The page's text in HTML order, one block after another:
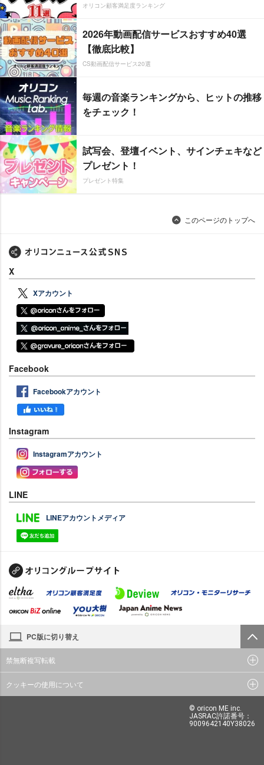
オリコン顧客満足度ランキング
2026年動画配信サービスおすすめ40選
【徹底比較】
CS動画配信サービス20選
毎週の音楽ランキングから、ヒットの推移
をチェック！
試写会、登壇イベント、サインチェキなど
プレゼント！
プレゼント特集
このページのトップへ
X
Xアカウント
Facebook
Facebookアカウント
Instagram
Instagramアカウント
LINE
LINEアカウントメディア
PC版に切り替え
禁無断複写転載
クッキーの使用について
© oricon ME inc.
JASRAC許諾番号：
9009642140Y38026